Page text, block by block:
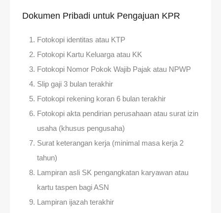
Dokumen Pribadi untuk Pengajuan KPR
Fotokopi identitas atau KTP
Fotokopi Kartu Keluarga atau KK
Fotokopi Nomor Pokok Wajib Pajak atau NPWP
Slip gaji 3 bulan terakhir
Fotokopi rekening koran 6 bulan terakhir
Fotokopi akta pendirian perusahaan atau surat izin
usaha (khusus pengusaha)
Surat keterangan kerja (minimal masa kerja 2
tahun)
Lampiran asli SK pengangkatan karyawan atau
kartu taspen bagi ASN
Lampiran ijazah terakhir